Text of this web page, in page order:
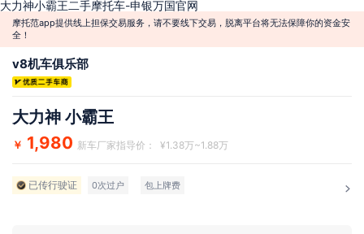
大力神小霸王二手摩托车-申银万国官网
摩托范app提供线上担保交易服务，请不要线下交易，脱离平台将无法保障你的资金安
全！
v8机车俱乐部
大力神 小霸王
￥ 1,980 新车厂家指导价： ¥1.38万~1.88万
已传行驶证 0次过户 包上牌费